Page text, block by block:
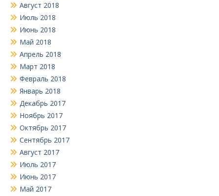
Август 2018
Июль 2018
Июнь 2018
Май 2018
Апрель 2018
Март 2018
Февраль 2018
Январь 2018
Декабрь 2017
Ноябрь 2017
Октябрь 2017
Сентябрь 2017
Август 2017
Июль 2017
Июнь 2017
Май 2017